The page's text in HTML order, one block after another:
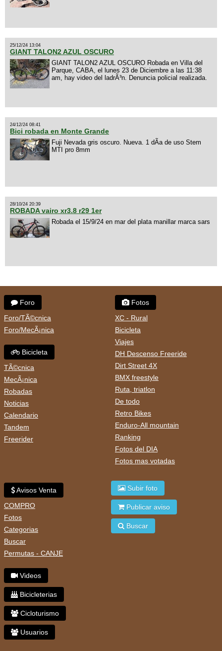
25/12/24 13:04
GIANT TALON2 AZUL OSCURO
GIANT TALON2 AZUL OSCURO Robada en Villa del
Parque, CABA, el lunes 23 de Diciembre a las 11:38
am, hay video del ladrÃ³n. Denuncia policial realizada.
24/12/24 08:41
Bici robada en Monte Grande
Fuji Nevada gris oscuro. Nueva. 1 dÃ­a de uso Stem
MTI pro 8mm
28/10/24 20:39
ROBADA vairo xr3.8 r29 1er
Robada el 15/9/24 en mar del plata manillar marca sars
Foro
Foro/TÃ©cnica
Foro/MecÃ¡nica
Bicicleta
TÃ©cnica
MecÃ¡nica
Robadas
Noticias
Calendario
Tandem
Freerider
Fotos
XC - Rural
Bicicleta
Viajes
DH Descenso Freeride
Dirt Street 4X
BMX freestyle
Ruta, triatlon
De todo
Retro Bikes
Enduro-All mountain
Ranking
Fotos del DIA
Fotos mas votadas
Avisos Venta
COMPRO
Fotos
Categorias
Buscar
Permutas - CANJE
Videos
Bicicleterias
Cicloturismo
Usuarios
Subir foto
Publicar aviso
Buscar